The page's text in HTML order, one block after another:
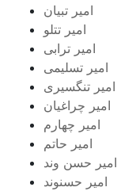
امیر تبیان
امیر تتلو
امیر ترابی
امیر تسلیمی
امیر تنگسیری
امیر چراغیان
امیر چهارم
امیر حاتم
امیر حسن وند
امیر حسنوند